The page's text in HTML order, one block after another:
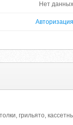
Нет данных
Авторизация
грильято,